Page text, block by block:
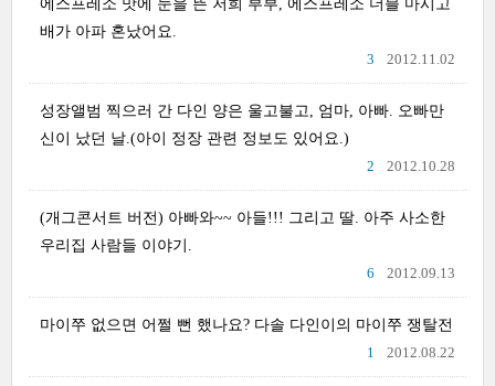
에스프레소 맛에 눈을 뜬 저희 부부, 에스프레소 더블 마시고
배가 아파 혼났어요.
2012.11.02
3
성장앨범 찍으러 간 다인 양은 울고불고, 엄마, 아빠. 오빠만
신이 났던 날.(아이 정장 관련 정보도 있어요.)
2012.10.28
2
(개그콘서트 버전) 아빠와~~ 아들!!! 그리고 딸. 아주 사소한
우리집 사람들 이야기.
2012.09.13
6
마이쭈 없으면 어쩔 뻔 했나요? 다솔 다인이의 마이쭈 쟁탈전
2012.08.22
1